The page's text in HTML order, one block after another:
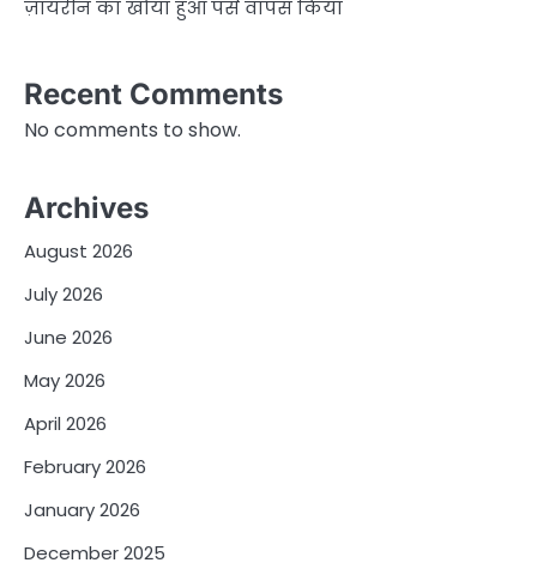
ज़ायरीन का खोया हुआ पर्स वापस किया
Recent Comments
No comments to show.
Archives
August 2026
July 2026
June 2026
May 2026
April 2026
February 2026
January 2026
December 2025